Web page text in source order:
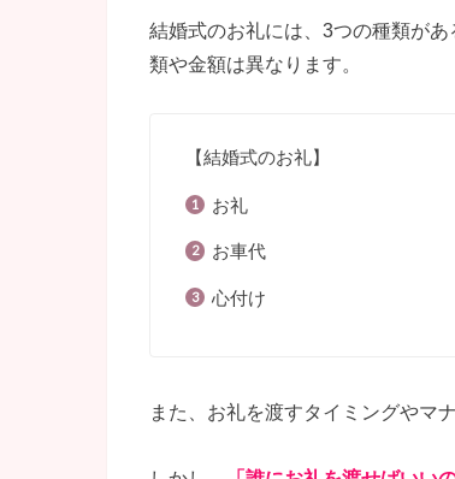
結婚式のお礼には、3つの種類が
類や金額は異なります。
【結婚式のお礼】
お礼
お車代
心付け
また、お礼を渡すタイミングやマ